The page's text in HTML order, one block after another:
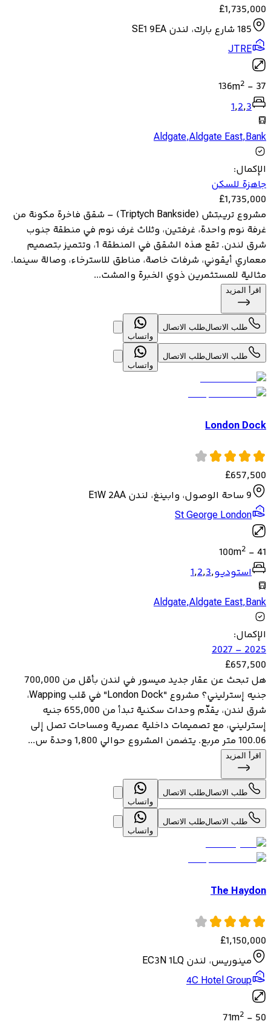
£1,735,000
185 شارع بارك، لندن SE1 9EA
JTRE
37
-
136m2
1,2,3
Aldgate,Aldgate East,Bank
الإكمال:
جاهزة للسكن
£1,735,000
مشروع تريبتش (Triptych Bankside) – شقق فاخرة مكونة من
غرفة نوم واحدة، غرفتين، وثلاث غرف نوم في منطقة جنوب
شرق لندن. تقع هذه الشقق في المنطقة 1، وتتميز بتصميم
معماري أيقوني، شرفات خاصة، مناطق للاسترخاء، وصالة سينما.
مثالية للمستثمرين ذوي الخبرة والمشت...
اقرأ المزيد
طلب الاتصالطلب الاتصال
واتساب
طلب الاتصالطلب الاتصال
واتساب
London Dock
£657,500
9 ساحة الوصول، وابينغ، لندن E1W 2AA
St George London
41
-
100m2
استوديو,
1,2,3
Aldgate,Aldgate East,Bank
الإكمال:
2025 – 2027
£657,500
هل تبحث عن عقار جديد ميسور في لندن بأقل من 700,000
جنيه إسترليني؟ مشروع "London Dock" في قلب Wapping،
شرق لندن، يقدّم وحدات سكنية تبدأ من 655,000 جنيه
إسترليني، مع تصميمات داخلية عصرية ومساحات تصل إلى
100.06 متر مربع. يتضمن المشروع حوالي 1,800 وحدة س...
اقرأ المزيد
طلب الاتصالطلب الاتصال
واتساب
طلب الاتصالطلب الاتصال
واتساب
The Haydon
£1,150,000
مينوريس، لندن EC3N 1LQ
4C Hotel Group
50
-
71m2